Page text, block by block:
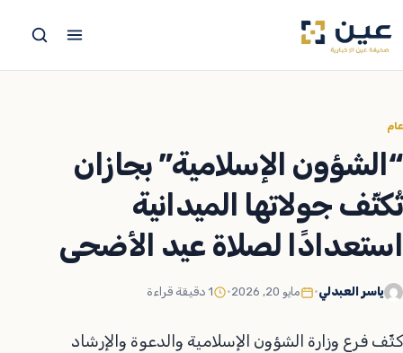
إلى
عام
“الشؤون الإسلامية” بجازان
تُكثّف جولاتها الميدانية
استعدادًا لصلاة عيد الأضحى
ياسر العبدلي• مايو 20, 2026 • 1 دقيقة قراءة
كثّف فرع وزارة الشؤون الإسلامية والدعوة والإرشاد